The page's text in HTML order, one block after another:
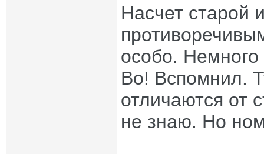
Насчет старой
особо. Немного
Во! Вспомнил.
отличаются от
не знаю. Но